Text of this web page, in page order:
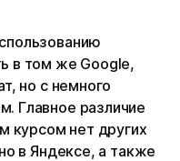
в том же Google,
но с немного
Главное различие
курсом нет других
в Яндексе, а также